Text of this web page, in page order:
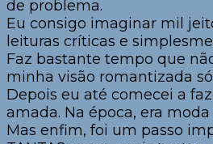
de problema.
Eu consigo imaginar mil
leituras críticas e
Faz bastante tempo que
minha visão romantizada
Depois eu até comecei a
amada. Na época, era
Mas enfim, foi um passo